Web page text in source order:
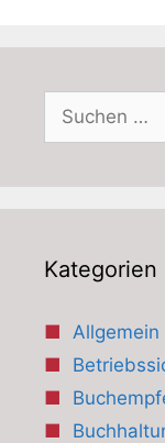
Suchen
nach:
Kategorien
Allgemein